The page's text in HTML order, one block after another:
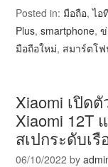
Posted in: มือถือ,ไอ
Plus,smartphone,
มือถือใหม่, สมาร์ตโ
Xiaomi เปิด
Xiaomi 12T
สเปกระดับเรื
06/10/2022 by